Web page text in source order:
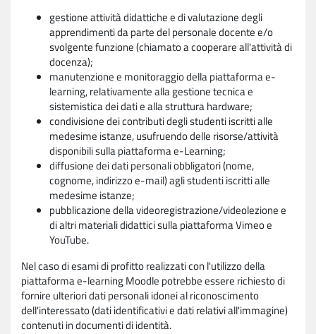
gestione attività didattiche e di valutazione degli
apprendimenti da parte del personale docente e/o
svolgente funzione (chiamato a cooperare all'attività di
docenza);
manutenzione e monitoraggio della piattaforma e-
learning, relativamente alla gestione tecnica e
sistemistica dei dati e alla struttura hardware;
condivisione dei contributi degli studenti iscritti alle
medesime istanze, usufruendo delle risorse/attività
disponibili sulla piattaforma e-Learning;
diffusione dei dati personali obbligatori (nome,
cognome, indirizzo e-mail) agli studenti iscritti alle
medesime istanze;
pubblicazione della videoregistrazione/videolezione e
di altri materiali didattici sulla piattaforma Vimeo e
YouTube.
Nel caso di esami di profitto realizzati con l'utilizzo della
piattaforma e-learning Moodle potrebbe essere richiesto di
fornire ulteriori dati personali idonei al riconoscimento
dell'interessato (dati identificativi e dati relativi all'immagine)
contenuti in documenti di identità.